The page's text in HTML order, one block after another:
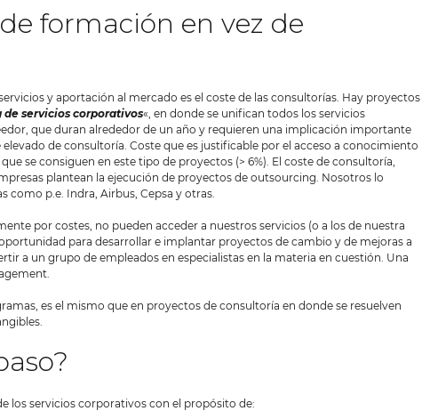
formación en vez de
y aportación al mercado es el coste de las consultorías. Hay proyectos
servicios corporativos«, en donde se unifican todos los servicios
que duran alrededor de un año y requieren una implicación importante
de consultoría. Coste que es justificable por el acceso a conocimiento
se consiguen en este tipo de proyectos (> 6%). El coste de consultoría,
plantean la ejecución de proyectos de outsourcing. Nosotros lo
como p.e. Indra, Airbus, Cepsa y otras.
por costes, no pueden acceder a nuestros servicios (o a los de nuestra
para desarrollar e implantar proyectos de cambio y de mejoras a
a un grupo de empleados en especialistas en la materia en cuestión. Una
es el mismo que en proyectos de consultoría en donde se resuelven
los servicios corporativos con el propósito de: